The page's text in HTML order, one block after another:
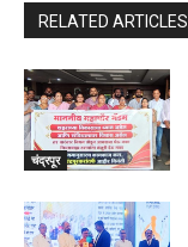
RELATED ARTICLES
चंद्रपूर